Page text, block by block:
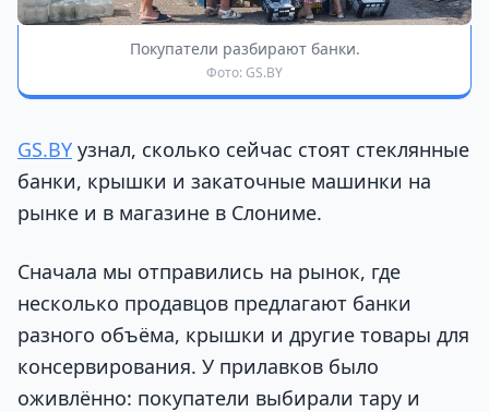
Покупатели разбирают банки.
Фото: GS.BY
GS.BY узнал, сколько сейчас стоят стеклянные
банки, крышки и закаточные машинки на
рынке и в магазине в Слониме.
Сначала мы отправились на рынок, где
несколько продавцов предлагают банки
разного объёма, крышки и другие товары для
консервирования. У прилавков было
оживлённо: покупатели выбирали тару и